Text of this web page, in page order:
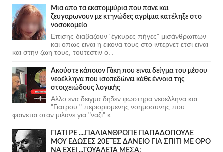
Μια απο τα εκατομμύρια που πανε και
ζευγαρωνουν με κτηνώδες αγρίμια κατέληξε στο
νοσοκομείο
Επισης διαβαζουν "έγκυρες πήγες" μισάνθρωπων
και οπως ειναι η εικονα τους στο ιντερνετ ετσι ειναι
και στην ζωη τους, τουτεστιν ο...
Ακούστε κάποιον Γάκη που ειναι δείγμα του μέσου
νεοέλληνα που ισοπεδώνει κάθε έννοια της
στοιχειώδους λογικής
Αλλο ενα δειγμα δηδεν φωστηρα νεοελληνα και
"Γιατρου " περιορισμενης νοημοσυνης που
φαινεται οταν μιλανε για "ναζι" κ...
ΓΙΑΤΙ ΡΕ ....ΠΑΛΙΑΝΘΡΩΠΕ ΠΑΠΑΔΟΠΟΥΛΕ
ΜΟΥ ΕΔΩΣΕΣ 20ΕΤΕΣ ΔΑΝΕΙΟ ΓΙΑ ΣΠΙΤΙ ΜΕ ΟΡΟ
ΝΑ ΕΧΕΙ ...ΤΟΥΑΛΕΤΑ ΜΕΣΑ;